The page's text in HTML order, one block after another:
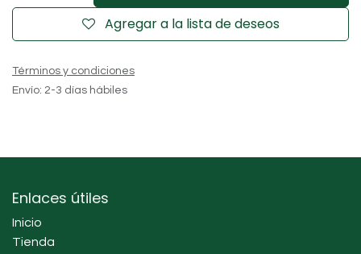
Agregar a la lista de deseos
Términos y condiciones
Envío: 2-3 días hábiles
Enlaces útiles
Inicio
Tienda